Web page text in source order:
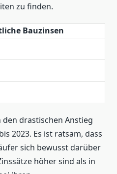
zu finden.
Bauzinsen
den drastischen Anstieg
2023. Es ist ratsam, dass
sich bewusst darüber
höher sind als in